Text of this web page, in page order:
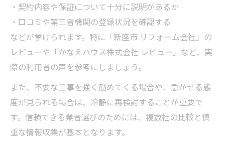
・契約内容や保証について十分に説明があるか
・口コミや第三者機関の登録状況を確認する
などが挙げられます。特に「新座市 リフォーム会社」の
レビューや「かなえハウス株式会社 レビュー」など、実
際の利用者の声を参考にしましょう。
また、不要な工事を強く勧めてくる場合や、急がせる態
度が見られる場合は、冷静に再検討することが重要で
す。信頼できる業者選びのためには、複数社の比較と慎
重な情報収集が基本となります。